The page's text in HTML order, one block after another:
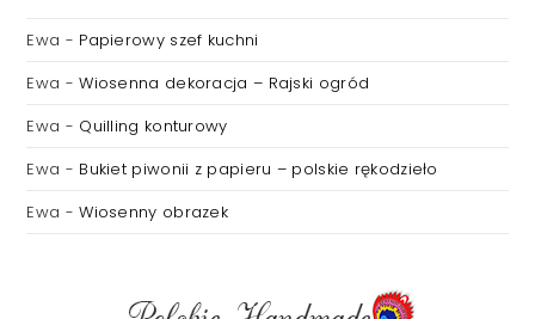
Ewa - Papierowy szef kuchni
Ewa -Wiosenna dekoracja – Rajski ogród
Ewa - Quilling konturowy
Ewa - Bukiet piwonii z papieru – polskie rękodzieło
Ewa -Wiosenny obrazek